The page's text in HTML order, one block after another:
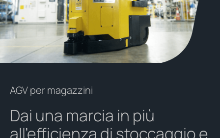
AGV per magazzini
Dai una marcia in più
all’efficienza di stoccaggio e